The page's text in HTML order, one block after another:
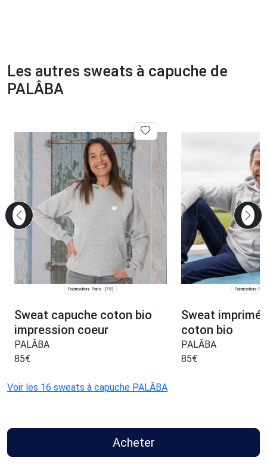
Les autres sweats à capuche de
PALÂBA
Fabrication: Paris (75)
Sweat capuche coton bio
impression coeur
PALÂBA
85€
Fabrication:
Sweat imprimé
coton bio
PALÂBA
85€
Voir les 16 sweats à capuche PALÂBA
Acheter